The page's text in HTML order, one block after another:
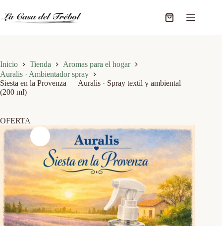
contenido
Carro
Inicio Tienda
Aromas para el hogar
Auralis · Ambientador spray
Siesta en la Provenza — Auralis · Spray textil y ambiental
(200 ml)
OFERTA